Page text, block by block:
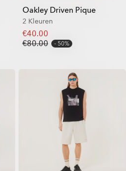
Oakley Driven Pique
2 Kleuren
€40.00
€80.00
50%